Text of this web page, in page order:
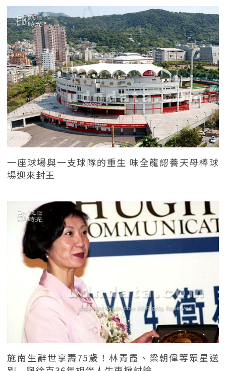
一座球場與一支球隊的重生 味全龍認養天母棒球
場迎來封王
施南生辭世享壽75歲！林青霞、梁朝偉等眾星送